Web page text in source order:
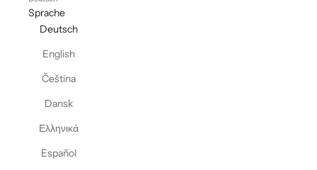
Sprache
Deutsch
English
Čeština
Dansk
Ελληνικά
Español